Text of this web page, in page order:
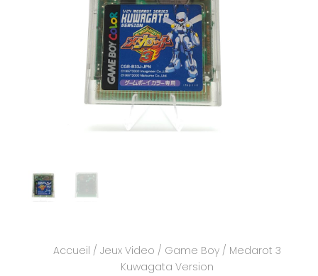
Accueil / Jeux Video / Game Boy/ Medarot 3
Kuwagata Version